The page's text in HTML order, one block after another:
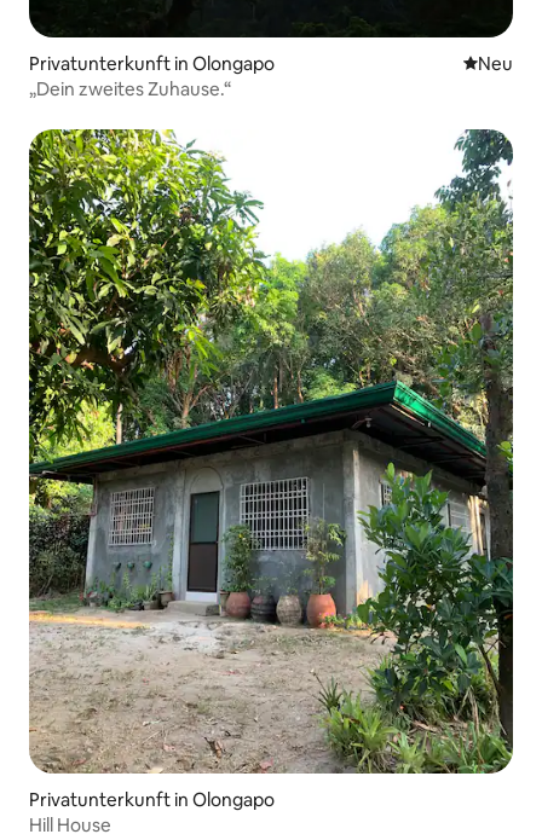
Privatunterkunft in Olongapo Neue
Neu
„Dein zweites Zuhause.“
Privatunterkunft in Olongapo
Hill House